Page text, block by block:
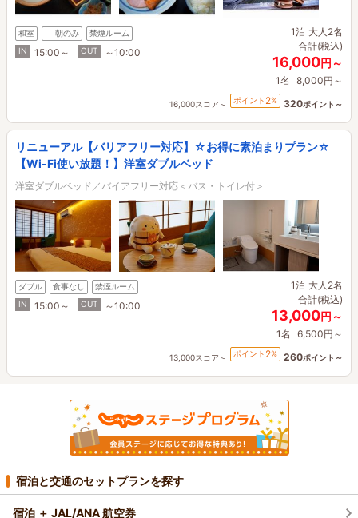
和室 朝のみ
禁煙ルーム
IN
15:00～ OUT ～10:00
1泊 大人2名
合計(税込)
16,000円～
1名 8,000円～
16,000スコア～ ポイント 2% 320ポイント～
リニューアル【バリアフリー対応】☆お得に素泊まりプラン☆
【Wi-Fi使い放題！】洋室ダブルベッド
洋室ダブルベッド／バイアフリー対応＜バス・トイレ付＞
ダブル 食事なし
禁煙ルーム
IN
15:00～ OUT ～10:00
1泊 大人2名
合計(税込)
13,000円～
1名 6,500円～
13,000スコア～ ポイント 2% 260ポイント～
宿泊と交通のセットプランを探す
宿泊 ＋ JAL/ANA 航空券